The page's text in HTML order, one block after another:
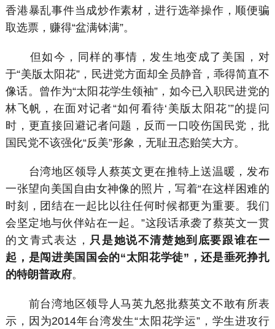
香港暴乱事件当成炒作素材，进行选举操作，顺便骗
取选票，赚得“盆满钵满”。
但如今，同样的事情，发生地变成了美国，对
于“美版太阳花”，民进党方面却全员静音，乖得简直不
像话。曾作为“太阳花学生领袖”，如今已入职民进党的
林飞帆，在面对记者“如何看待‘美版太阳花’”的提问
时，更直接回避记者问题，反而一口咬伤国民党，批
国民党不该强化“反美”形象，无耻丑态贻笑大方。
台湾地区领导人蔡英文更在推特上送温暖，发布
一张望向美国自由女神像的照片，写着“在这样困难的
时刻，团结在一起比以往任何时候都更为重要。我们
会坚定地与伙伴站在一起。”这段话承袭了蔡英文一贯
的文青式表达， 只是她说不清楚她到底要跟谁在一
起，是闯进美国国会的“太阳花学徒”，还是垂死挣扎
的特朗普政府。
前台湾地区领导人马英九怒批蔡英文不敢有所表
示，因为2014年台湾发生“太阳花学运”，学生进攻行